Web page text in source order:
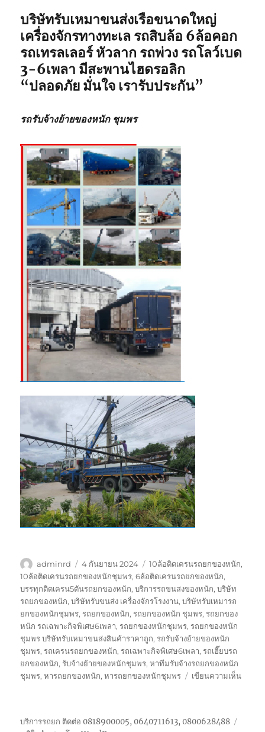
บริษัทรับเหมาขนส่งเรือขนาดใหญ่
เครื่องจักรทางทะเล รถสิบล้อ 6ล้อคอก
รถเทรลเลอร์ หัวลาก รถพ่วง รถโลว์เบด
3-6เพลา มีสะพานไฮดรอลิก
“ปลอดภัย มั่นใจ เรารับประกัน”
รถรับจ้างย้ายของหนัก ชุมพร
ผู้
เขียน
adminrd
เขียน
เมื่อ
4 กันยายน 2024
ป้าย
กำกับ
10ล้อติดเครนรถยกของหนัก,
10ล้อติดเครนรถยกของหนักชุมพร,6ล้อติดเครนรถยกของหนัก,
บรรทุกติดเครน5ตันรถยกของหนัก,บริการรถขนสงของหนัก,บริษัท
รถยกของหนัก,บริษัทรับขนส่ง เครื่องจักรโรงงาน,บริษัทรับเหมารถ
ยกของหนักชุมพร,รถยกของหนัก,รถยกของหนัก ชุมพร,รถยกของ
หนัก รถเฉพาะกิจพิเศษ6เพลา,รถยกของหนักชุมพร,รถยกของหนัก
ชุมพร บริษัทรับเหมาขนส่งสินค้าราคาถูก,รถรับจ้างย้ายของหนัก
ชุมพร,รถเครนรถยกของหนัก,รถเฉพาะกิจพิเศษ6เพลา,รถเฮี๊ยบรถ
ยกของหนัก,รับจ้างย้ายของหนักชุมพร,หาทีมรับจ้างรถยกของหนัก
ชุมพร,หารถยกของหนัก,หารถยกของหนักชุมพร เขียนความเห็นบน
บริการรถยก ติดต่อ 0818900005, 0640711613, 0800628488